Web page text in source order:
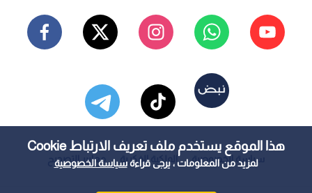
هذا الموقع يستخدم ملف تعريف الارتباط Cookie
لمزيد من المعلومات ، يرجى قراءةسياسة الخصوصية سياسة الخصوصية الملكية الفكرية معايير التصحيح